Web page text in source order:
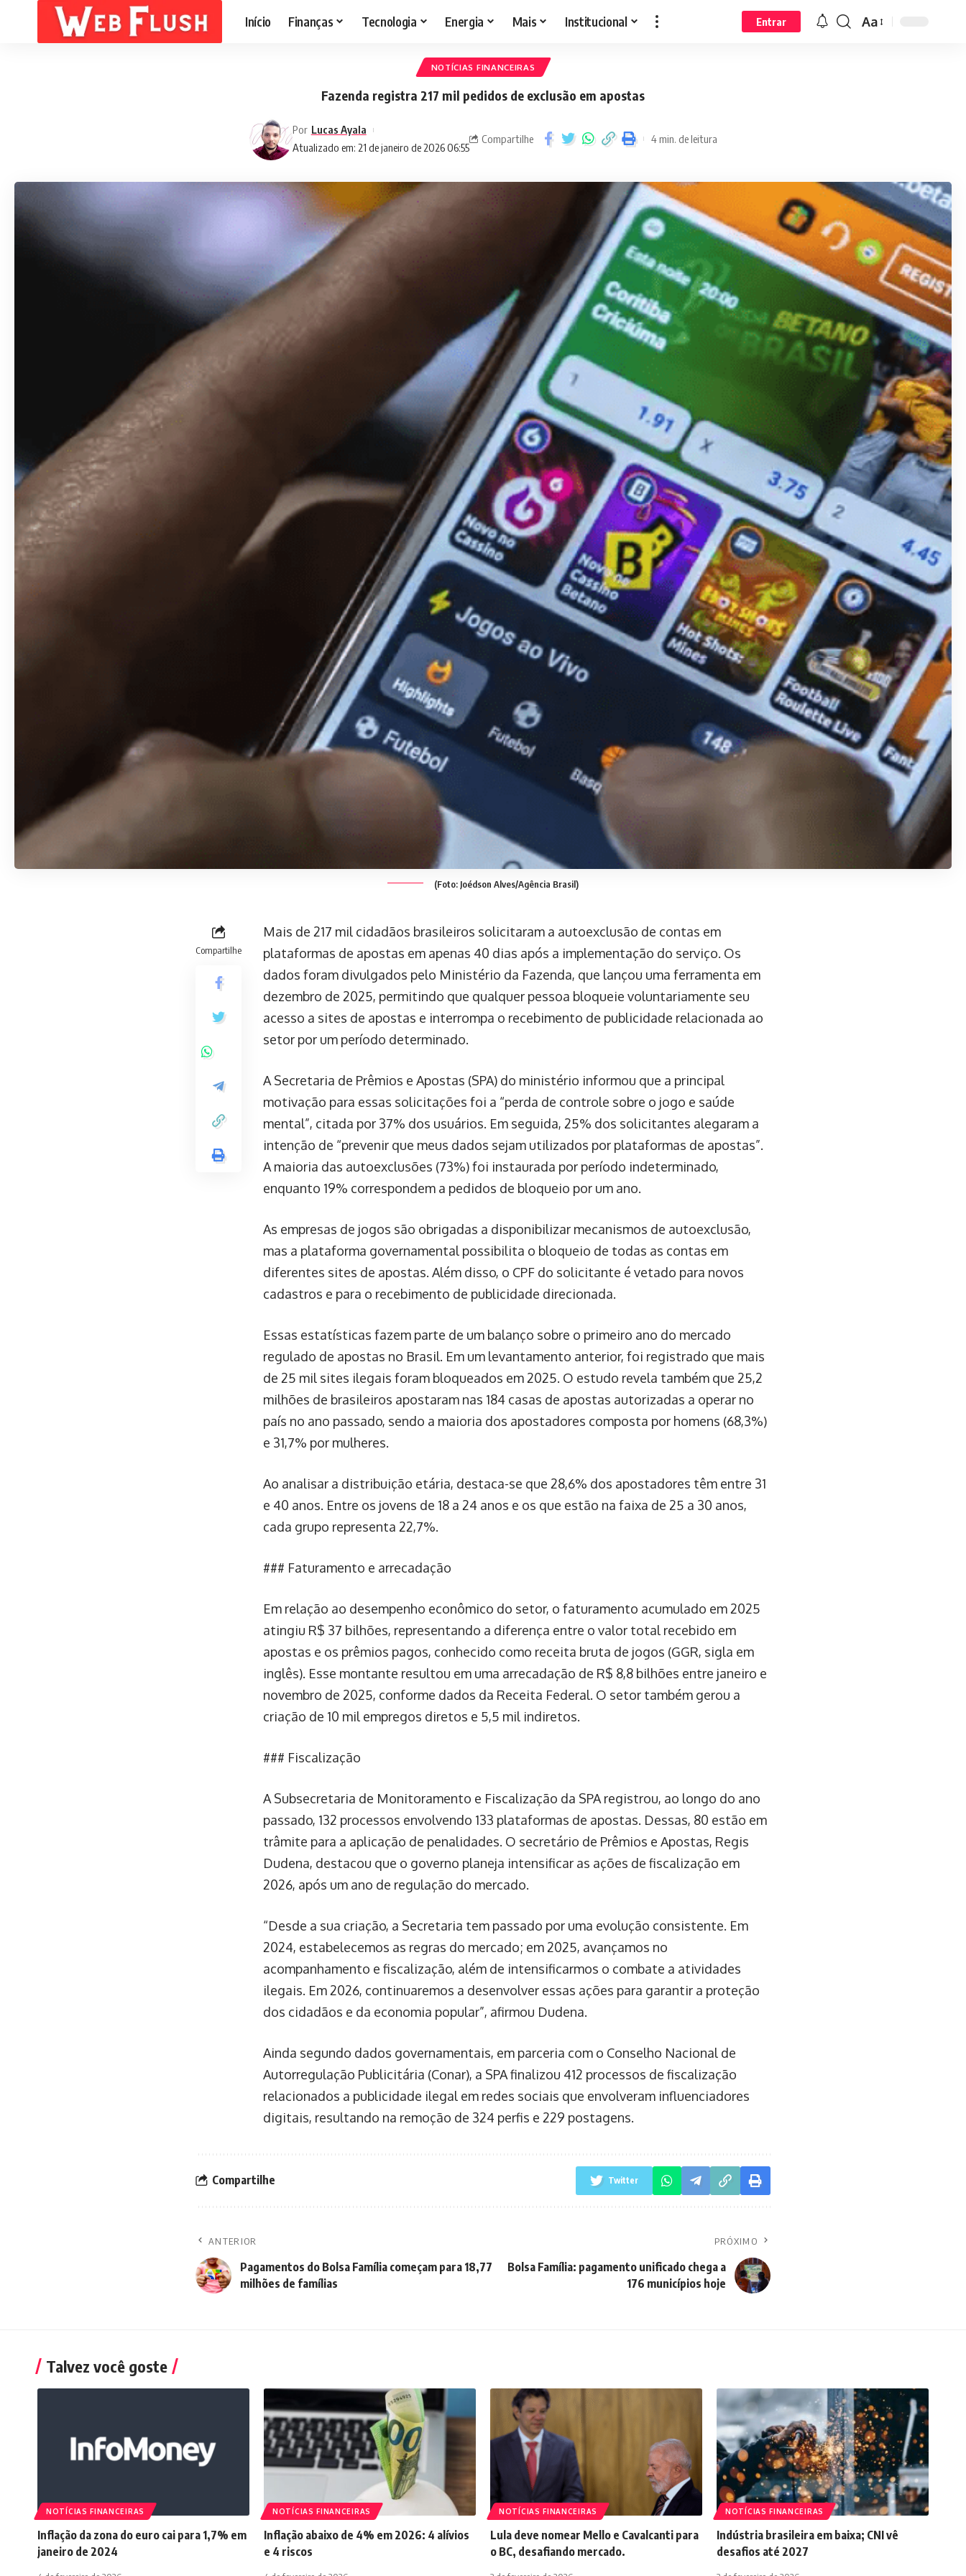
Início Finanças Tecnologia Energia Mais Institucional Entrar Aa
NOTÍCIAS FINANCEIRAS
Fazenda registra 217 mil pedidos de exclusão em apostas
Atualizado em: 21 de janeiro de 2026 06:55
Por Lucas Ayala
Compartilhe 4 min. de leitura
(Foto: Joédson Alves/Agência Brasil)
Compartilhe
Mais de 217 mil cidadãos brasileiros solicitaram a autoexclusão de contas em
plataformas de apostas em apenas 40 dias após a implementação do serviço. Os
dados foram divulgados pelo Ministério da Fazenda, que lançou uma ferramenta em
dezembro de 2025, permitindo que qualquer pessoa bloqueie voluntariamente seu
acesso a sites de apostas e interrompa o recebimento de publicidade relacionada ao
setor por um período determinado.
A Secretaria de Prêmios e Apostas (SPA) do ministério informou que a principal
motivação para essas solicitações foi a “perda de controle sobre o jogo e saúde
mental”, citada por 37% dos usuários. Em seguida, 25% dos solicitantes alegaram a
intenção de “prevenir que meus dados sejam utilizados por plataformas de apostas”.
A maioria das autoexclusões (73%) foi instaurada por período indeterminado,
enquanto 19% correspondem a pedidos de bloqueio por um ano.
As empresas de jogos são obrigadas a disponibilizar mecanismos de autoexclusão,
mas a plataforma governamental possibilita o bloqueio de todas as contas em
diferentes sites de apostas. Além disso, o CPF do solicitante é vetado para novos
cadastros e para o recebimento de publicidade direcionada.
Essas estatísticas fazem parte de um balanço sobre o primeiro ano do mercado
regulado de apostas no Brasil. Em um levantamento anterior, foi registrado que mais
de 25 mil sites ilegais foram bloqueados em 2025. O estudo revela também que 25,2
milhões de brasileiros apostaram nas 184 casas de apostas autorizadas a operar no
país no ano passado, sendo a maioria dos apostadores composta por homens (68,3%)
e 31,7% por mulheres.
Ao analisar a distribuição etária, destaca-se que 28,6% dos apostadores têm entre 31
e 40 anos. Entre os jovens de 18 a 24 anos e os que estão na faixa de 25 a 30 anos,
cada grupo representa 22,7%.
### Faturamento e arrecadação
Em relação ao desempenho econômico do setor, o faturamento acumulado em 2025
atingiu R$ 37 bilhões, representando a diferença entre o valor total recebido em
apostas e os prêmios pagos, conhecido como receita bruta de jogos (GGR, sigla em
inglês). Esse montante resultou em uma arrecadação de R$ 8,8 bilhões entre janeiro e
novembro de 2025, conforme dados da Receita Federal. O setor também gerou a
criação de 10 mil empregos diretos e 5,5 mil indiretos.
### Fiscalização
A Subsecretaria de Monitoramento e Fiscalização da SPA registrou, ao longo do ano
passado, 132 processos envolvendo 133 plataformas de apostas. Dessas, 80 estão em
trâmite para a aplicação de penalidades. O secretário de Prêmios e Apostas, Regis
Dudena, destacou que o governo planeja intensificar as ações de fiscalização em
2026, após um ano de regulação do mercado.
“Desde a sua criação, a Secretaria tem passado por uma evolução consistente. Em
2024, estabelecemos as regras do mercado; em 2025, avançamos no
acompanhamento e fiscalização, além de intensificarmos o combate a atividades
ilegais. Em 2026, continuaremos a desenvolver essas ações para garantir a proteção
dos cidadãos e da economia popular”, afirmou Dudena.
Ainda segundo dados governamentais, em parceria com o Conselho Nacional de
Autorregulação Publicitária (Conar), a SPA finalizou 412 processos de fiscalização
relacionados a publicidade ilegal em redes sociais que envolveram influenciadores
digitais, resultando na remoção de 324 perfis e 229 postagens.
Compartilhe Twitter
ANTERIOR
Pagamentos do Bolsa Família começam para 18,77
milhões de famílias
PRÓXIMO
Bolsa Família: pagamento unificado chega a
176 municípios hoje
Talvez você goste
NOTÍCIAS FINANCEIRAS
Inflação da zona do euro cai para 1,7% em
janeiro de 2024
NOTÍCIAS FINANCEIRAS
Inflação abaixo de 4% em 2026: 4 alívios
e 4 riscos
NOTÍCIAS FINANCEIRAS
Lula deve nomear Mello e Cavalcanti para
o BC, desafiando mercado.
NOTÍCIAS FINANCEIRAS
Indústria brasileira em baixa; CNI vê
desafios até 2027